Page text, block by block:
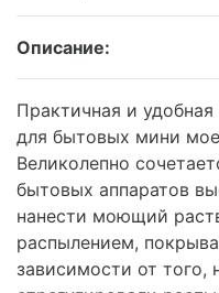
Описание:
Практичная и
для бытовых мини
Великолепно
бытовых аппаратов
нанести моющий
распылением,
зависимости от того,